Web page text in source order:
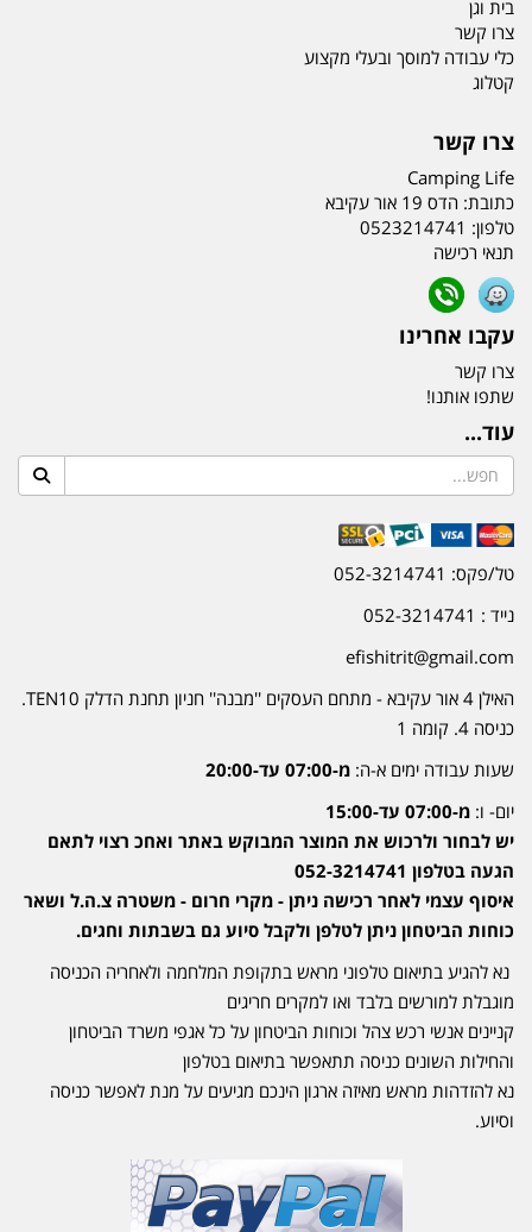
בית וגן
צרו קשר
כלי עבודה למוסך ובעלי מקצוע
קטלוג
צרו קשר
Camping Life
כתובת: הדס 19 אור עקיבא
טלפון: 0523214741
תנאי רכישה
עקבו אחרינו
צרו קשר
שתפו אותנו!
עוד...
טל/פקס: 052-3214741
נייד : 052-3214741
efishitrit@gmail.com
האילן 4 אור עקיבא - מתחם העסקים ''מבנה'' חניון תחנת הדלק TEN10.
כניסה 4. קומה 1
שעות עבודה ימים א-ה: מ-07:00 עד-20:00
יום- ו: מ-07:00 עד-15:00
יש לבחור ולרכוש את המוצר המבוקש באתר ואחכ רצוי לתאם
הגעה בטלפון 052-3214741
איסוף עצמי לאחר רכישה ניתן - מקרי חרום - משטרה צ.ה.ל ושאר
כוחות הביטחון ניתן לטלפן ולקבל סיוע גם בשבתות וחגים.
נא להגיע בתיאום טלפוני מראש בתקופת המלחמה ולאחריה הכניסה
מוגבלת למורשים בלבד ואו למקרים חריגים
קניינים אנשי רכש צהל וכוחות הביטחון על כל אגפי משרד הביטחון
והחילות השונים כניסה תתאפשר בתיאום בטלפון
נא להזדהות מראש מאיזה ארגון הינכם מגיעים על מנת לאפשר כניסה
וסיוע.